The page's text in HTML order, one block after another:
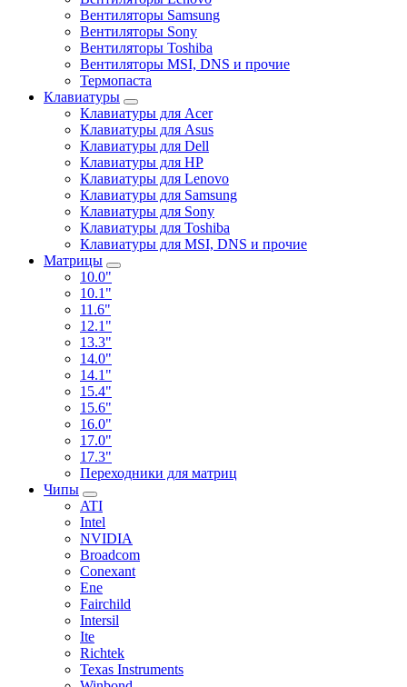
Вентиляторы Samsung
Вентиляторы Sony
Вентиляторы Toshiba
Вентиляторы MSI, DNS и прочие
Термопаста
Клавиатуры
Клавиатуры для Acer
Клавиатуры для Asus
Клавиатуры для Dell
Клавиатуры для HP
Клавиатуры для Lenovo
Клавиатуры для Samsung
Клавиатуры для Sony
Клавиатуры для Toshiba
Клавиатуры для MSI, DNS и прочие
Матрицы
10.0"
10.1"
11.6"
12.1"
13.3"
14.0"
14.1"
15.4"
15.6"
16.0"
17.0"
17.3"
Переходники для матриц
Чипы
ATI
Intel
NVIDIA
Broadcom
Conexant
Ene
Fairchild
Intersil
Ite
Richtek
Texas Instruments